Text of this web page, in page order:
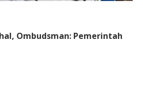
Ombudsman: Pemerintah